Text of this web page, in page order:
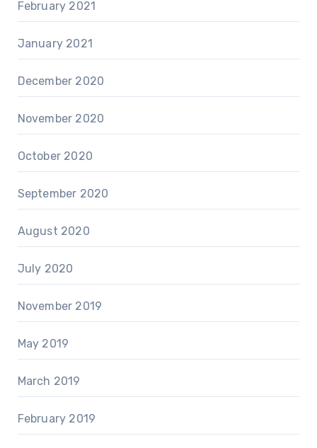
February 2021
January 2021
December 2020
November 2020
October 2020
September 2020
August 2020
July 2020
November 2019
May 2019
March 2019
February 2019